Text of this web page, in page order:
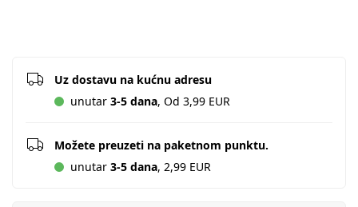
Uz dostavu na kućnu adresu
unutar 3-5 dana, Od 3,99 EUR
Možete preuzeti na paketnom punktu.
unutar 3-5 dana, 2,99 EUR